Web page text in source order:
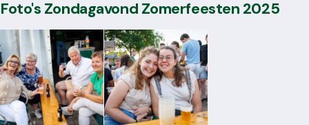
Foto's Zondagavond Zomerfeesten 2025